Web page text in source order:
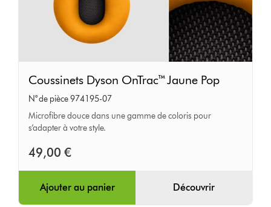
Dyson
OnTrac™
Jaune
Coussinets Dyson OnTrac™ Jaune Pop
N° de pièce 974195-07
Microfibre douce dans une gamme de coloris pour
s’adapter à votre style.
49,00 €
Ajouter au panier Découvrir